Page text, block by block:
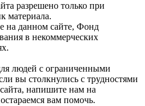
разрешено только при
материала.
на данном сайте, Фонд
в некоммерческих
людей с ограниченными
вы столкнулись с трудностями
напишите нам на
вам помочь.